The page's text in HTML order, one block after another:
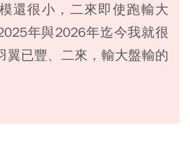
還很小，二來即使跑輸大
年與2026年迄今我就很
翼已豐、二來，輸大盤輸的